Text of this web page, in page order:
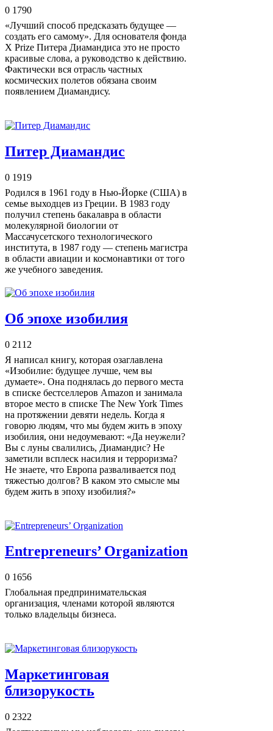
0 1790
«Лучший способ предсказать будущее —
создать его самому». Для основателя фонда
X Prize Питера Диамандиса это не просто
красивые слова, а руководство к действию.
Фактически вся отрасль частных
космических полетов обязана своим
появлением Диамандису.
Питер Диамандис
0 1919
Родился в 1961 году в Нью-Йорке (США) в
семье выходцев из Греции. В 1983 году
получил степень бакалавра в области
молекулярной биологии от
Массачусетского технологического
института, в 1987 году — степень магистра
в области авиации и космонавтики от того
же учебного заведения.
Об эпохе изобилия
0 2112
Я написал книгу, которая озаглавлена
«Изобилие: будущее лучше, чем вы
думаете». Она поднялась до первого места
в списке бестселлеров Amazon и занимала
второе место в списке The New York Times
на протяжении девяти недель. Когда я
говорю людям, что мы будем жить в эпоху
изобилия, они недоумевают: «Да неужели?
Вы с луны свалились, Диамандис? Не
заметили всплеск насилия и терроризма?
Не знаете, что Европа разваливается под
тяжестью долгов? В каком это смысле мы
будем жить в эпоху изобилия?»
Entrepreneurs’ Organization
0 1656
Глобальная предпринимательская
организация, членами которой являются
только владельцы бизнеса.
Маркетинговая
близорукость
0 2322